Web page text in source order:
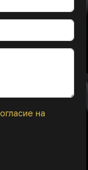
на